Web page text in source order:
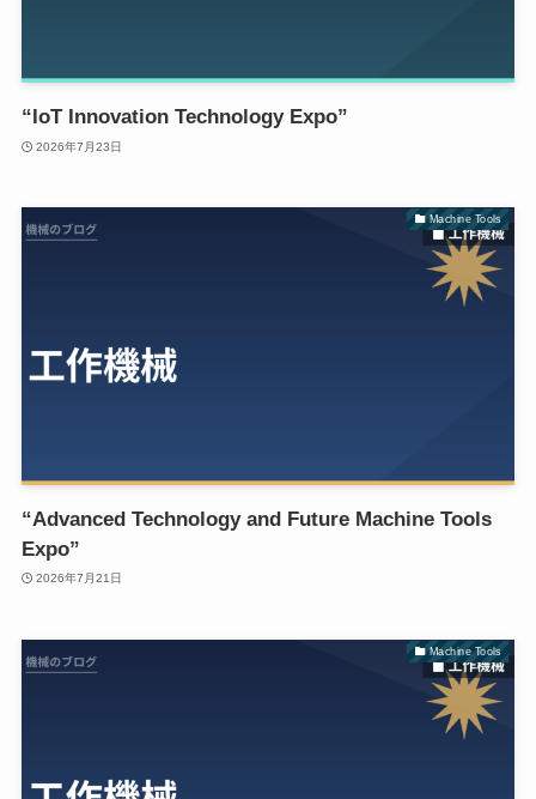
“IoT Innovation Technology Expo”
2026年7月23日
Machine Tools
“Advanced Technology and Future Machine Tools
Expo”
2026年7月21日
Machine Tools